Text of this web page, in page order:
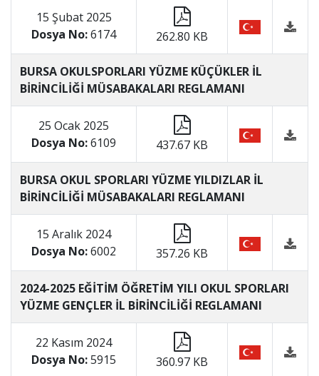
15 Şubat 2025
Dosya No:6174 262.80 KB
BURSA OKULSPORLARI YÜZME KÜÇÜKLER İL
BİRİNCİLİĞİ MÜSABAKALARI REGLAMANI
25 Ocak 2025
Dosya No:6109 437.67 KB
BURSA OKUL SPORLARI YÜZME YILDIZLAR İL
BİRİNCİLİĞİ MÜSABAKALARI REGLAMANI
15 Aralık 2024
Dosya No:6002 357.26 KB
2024-2025 EĞİTİM ÖĞRETİM YILI OKUL SPORLARI
YÜZME GENÇLER İL BİRİNCİLİĞİ REGLAMANI
22 Kasım 2024
Dosya No:5915 360.97 KB